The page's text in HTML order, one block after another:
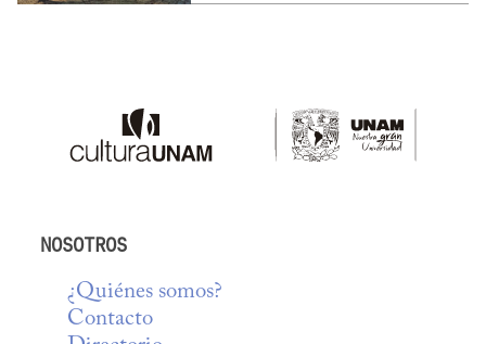
NOSOTROS
¿Quiénes somos?
Contacto